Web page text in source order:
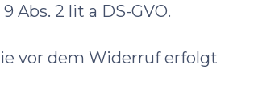
Abs. 2 lit a DS-GVO.
vor dem Widerruf erfolgt